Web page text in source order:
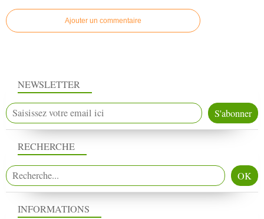
Ajouter un commentaire
NEWSLETTER
RECHERCHE
INFORMATIONS